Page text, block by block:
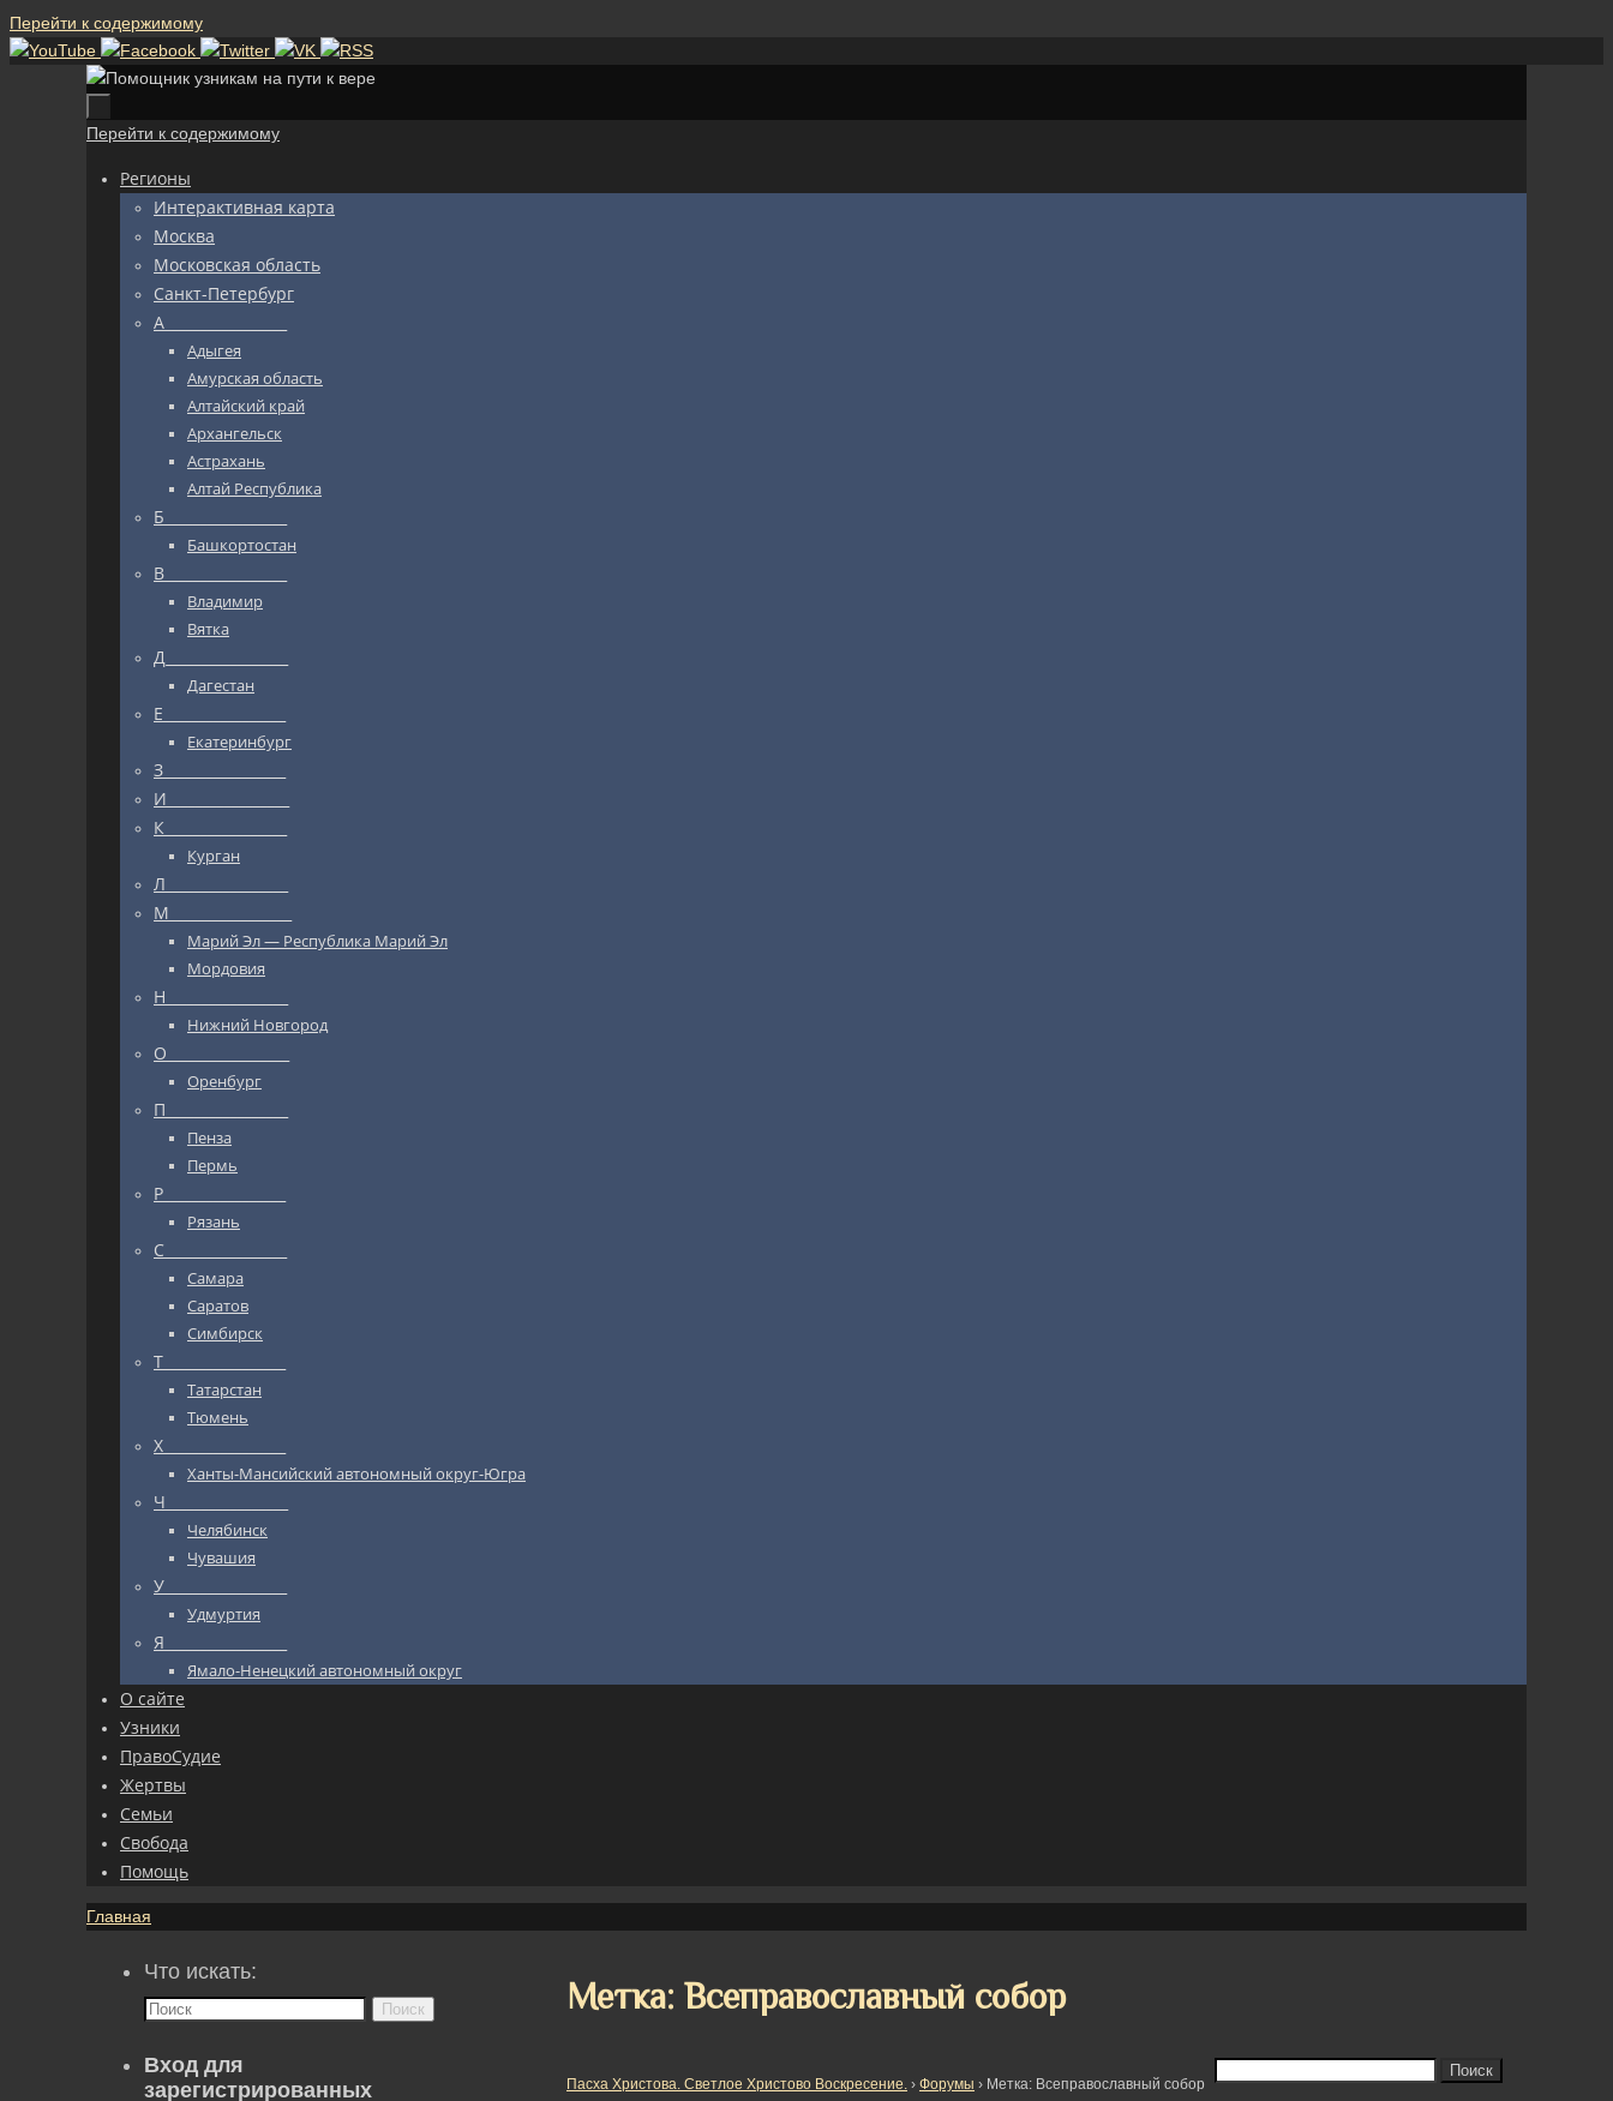
Перейти к содержимому
Перейти к содержимому
Регионы
Интерактивная карта
Москва
Московская область
Санкт-Петербург
А_________________
Адыгея
Амурская область
Алтайский край
Архангельск
Астрахань
Алтай Республика
Б_________________
Башкортостан
В_________________
Владимир
Вятка
Д_________________
Дагестан
Е_________________
Екатеринбург
З_________________
И_________________
К_________________
Курган
Л_________________
М_________________
Марий Эл — Республика Марий Эл
Мордовия
Н_________________
Нижний Новгород
О_________________
Оренбург
П_________________
Пенза
Пермь
Р_________________
Рязань
С_________________
Самара
Саратов
Симбирск
Т_________________
Татарстан
Тюмень
Х_________________
Ханты-Мансийский автономный округ-Югра
Ч_________________
Челябинск
Чувашия
У_________________
Удмуртия
Я_________________
Ямало-Ненецкий автономный округ
О сайте
Узники
ПравоСудие
Жертвы
Семьи
Свобода
Помощь
Главная
Метка: Всеправославный собор
Пасха Христова. Светлое Христово Воскресение. › Форумы › Метка: Всеправославный собор
Что искать:
Поиск
Вход для
зарегистрированных